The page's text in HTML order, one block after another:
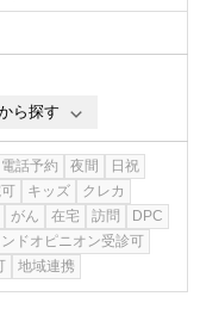
ら探す
電話予約 夜間
日祝
キッズ
クレカ
がん 在宅 訪問
DPC
ドオピニオン受診可
地域連携